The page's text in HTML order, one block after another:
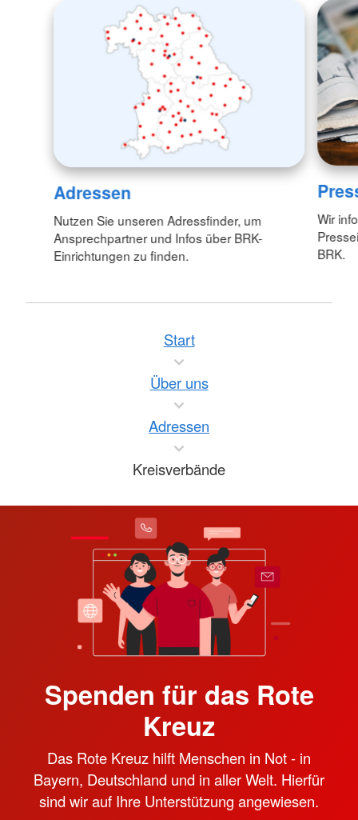
Adressen
Nutzen Sie unseren Adressfinder, um
Ansprechpartner und Infos über BRK-
Einrichtungen zu finden.
Wir
BRK.
Start
Über uns
Adressen
Kreisverbände
Spenden für das Rote
Kreuz
Das Rote Kreuz hilft Menschen in Not - in
Bayern, Deutschland und in aller Welt. Hierfür
sind wir auf Ihre Unterstützung angewiesen.